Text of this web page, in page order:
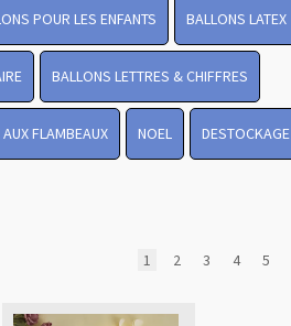
POUR LES ENFANTS BALLONS LATEX
BALLONS LETTRES & CHIFFRES
FLAMBEAUX NOEL DESTOCKAGE
1
2 3 4 5